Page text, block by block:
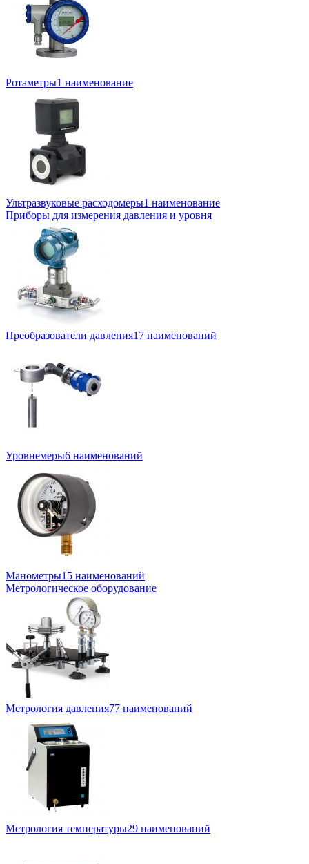
Ротаметры1 наименование
Ультразвуковые расходомеры1 наименование
Приборы для измерения давления и уровня
Преобразователи давления17 наименований
Уровнемеры6 наименований
Манометры15 наименований
Метрологическое оборудование
Метрология давления77 наименований
Метрология температуры29 наименований